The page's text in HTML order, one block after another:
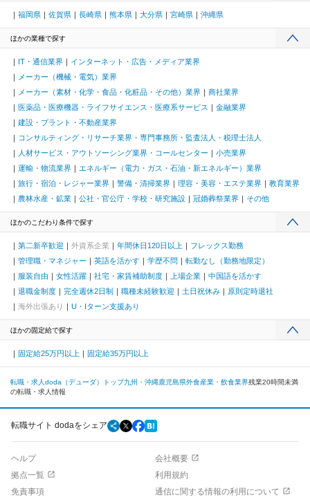
福岡県 佐賀県 長崎県 熊本県 大分県 宮崎県 沖縄県
ほかの業種で探す
IT・通信業界
インターネット・広告・メディア業界
メーカー（機械・電気）業界
メーカー（素材・化学・食品・化粧品・その他）業界
商社業界
医薬品・医療機器・ライフサイエンス・医療系サービス
金融業界
建設・プラント・不動産業界
コンサルティング・リサーチ業界・専門事務所・監査法人・税理士法人
人材サービス・アウトソーシング業界・コールセンター
小売業界
運輸・物流業界
エネルギー（電力・ガス・石油・新エネルギー）業界
旅行・宿泊・レジャー業界
警備・清掃業界 理容・美容・エステ業界
教育業界
農林水産・鉱業
公社・官公庁・学校・研究施設 冠婚葬祭業界 その他
ほかのこだわり条件で探す
第二新卒歓迎 外資系企業 年間休日120日以上
フレックス勤務
管理職・マネジャー
英語を活かす 学歴不問
転勤なし（勤務地限定）
服装自由
女性活躍 社宅・家賃補助制度 上場企業
中国語を活かす
退職金制度
完全週休2日制 職種未経験歓迎 土日祝休み
原則定時退社
海外出張あり
U・Iターン支援あり
ほかの固定給で探す
固定給25万円以上 固定給35万円以上
転職・求人doda（デューダ）トップ九州・沖縄鹿児島県外食産業・飲食業界残業20時間未満
の転職・求人情報
転職サイト dodaをシェア
ヘルプ
会社概要
拠点一覧
利用規約
免責事項
通信に関する情報の利用について